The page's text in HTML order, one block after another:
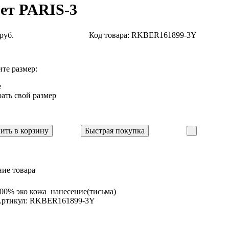
PARIS-3
Код товара: RKBER161899-3Y
размер:
свой размер
в корзину Быстрая покупка
товара
эко кожа нанесение(тисьма)
RKBER161899-3Y